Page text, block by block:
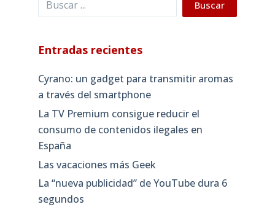
Buscar
Entradas recientes
Cyrano: un gadget para transmitir aromas
a través del smartphone
La TV Premium consigue reducir el
consumo de contenidos ilegales en
España
Las vacaciones más Geek
La “nueva publicidad” de YouTube dura 6
segundos